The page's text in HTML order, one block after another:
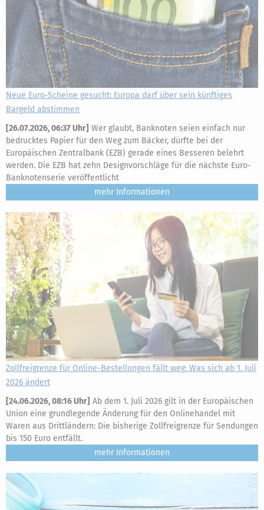
Neue Euro-Scheine gesucht: Europa darf über sein künftiges
Bargeld abstimmen
[26.07.2026, 06:37 Uhr] Wer glaubt, Banknoten seien einfach nur
bedrucktes Papier für den Weg zum Bäcker, dürfte bei der
Europäischen Zentralbank (EZB) gerade eines Besseren belehrt
werden. Die EZB hat zehn Designvorschläge für die nächste Euro-
Banknotenserie veröffentlicht
mehr
Zollfreigrenze für Online-Bestellungen fällt weg: Was sich ab 1. Juli
2026 ändert
[24.06.2026, 08:16 Uhr] Ab dem 1. Juli 2026 gilt in der Europäischen
Union eine grundlegende Änderung für den Onlinehandel mit
Waren aus Drittländern: Die bisherige Zollfreigrenze für Sendungen
bis 150 Euro entfällt.
mehr